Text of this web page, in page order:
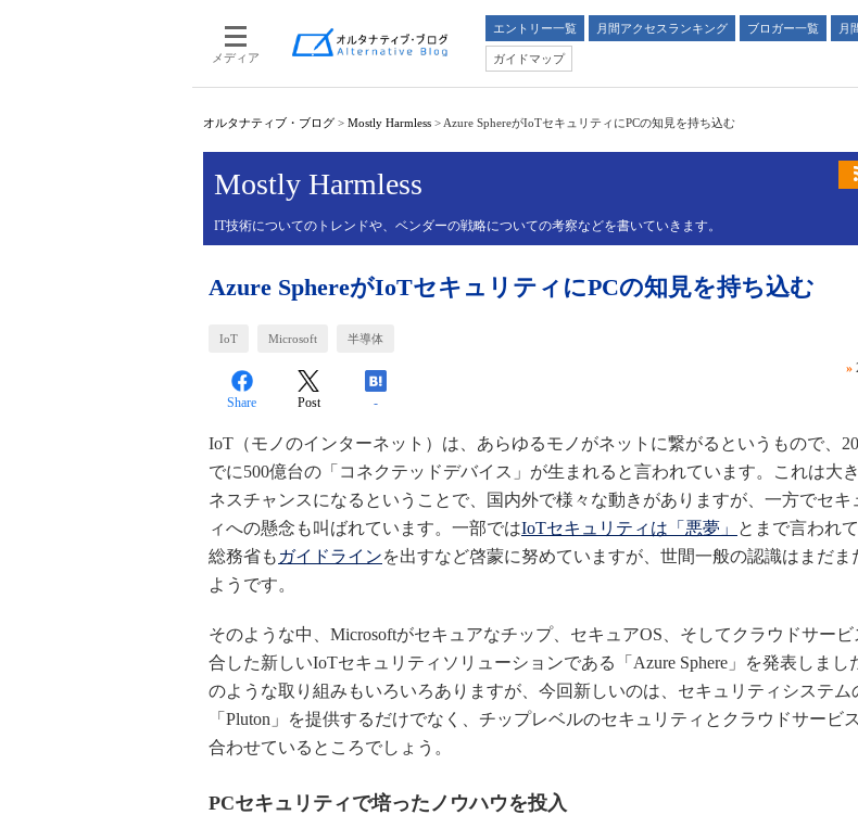
メディア
エントリー一覧 月間アクセスランキング ブロガー一覧
月
ガイドマップ
オルタナティブ・ブログ > Mostly Harmless > Azure SphereがIoTセキュリティにPCの知見を持ち込む
Mostly Harmless
IT技術についてのトレンドや、ベンダーの戦略についての考察などを書いていきます。
Azure SphereがIoTセキュリティにPCの知見を持ち込む
IoT Microsoft 半導体
»
Share Post -
IoT（モノのインターネット）は、あらゆるモノがネットに繋がるというもので、
でに500億台の「コネクテッドデバイス」が生まれると言われています。これは大
ネスチャンスになるということで、国内外で様々な動きがありますが、一方でセキ
ィへの懸念も叫ばれています。一部ではIoTセキュリティは「悪夢」
とまで言われて
総務省も ガイドラインを出すなど啓蒙に努めていますが、世間一般の認識はまだま
ようです。
そのような中、Microsoftがセキュアなチップ、セキュアOS、そしてクラウドサー
合した新しいIoTセキュリティソリューションである「Azure Sphere」を発表しまし
のような取り組みもいろいろありますが、今回新しいのは、セキュリティシステム
「Pluton」を提供するだけでなく、チップレベルのセキュリティとクラウドサービ
合わせているところでしょう。
PCセキュリティで培ったノウハウを投入